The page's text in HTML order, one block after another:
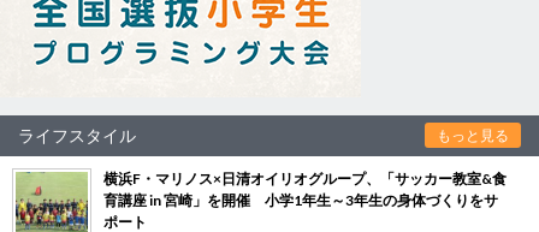
ライフスタイル もっと見る
横浜F・マリノス×日清オイリオグループ、「サッカー教室&食
育講座 in 宮崎」を開催 小学1年生～3年生の身体づくりをサ
ポート